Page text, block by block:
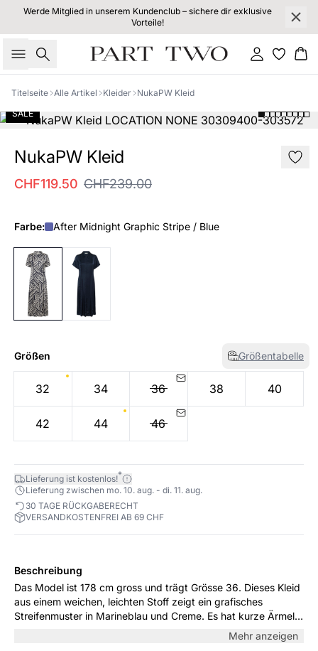
Werde Mitglied in unserem Kundenclub – sichere dir exklusive
Vorteile!
Suche Einloggen
Titelseite Alle Artikel Kleider
NukaPW Kleid
SALE
NukaPW Kleid
CHF119.50 CHF239.00
Farbe: After Midnight Graphic Stripe / Blue
Größen Größentabelle
32 34 36 38 40
42 44 46
Lieferung ist kostenlos!*
Lieferung zwischen mo. 10. aug. - di. 11. aug.
30 TAGE RÜCKGABERECHT
VERSANDKOSTENFREI AB 69 CHF
Beschreibung
Das Model ist 178 cm gross und trägt Grösse 36. Dieses Kleid
aus einem weichen, leichten Stoff zeigt ein grafisches
Streifenmuster in Marineblau und Creme. Es hat kurze Ärmel,
einen Hemdkragen und einen lockeren, femininen Schnitt.
Tragen Sie es mit Sandalen oder Sneakers für einen
Mehr anzeigen